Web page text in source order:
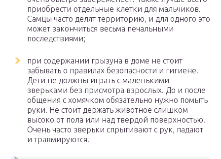
приобрести отдельные клетки для мальчиков.
Самцы часто делят территорию, и для одного это
может закончиться весьма печальными
последствиями;
при содержании грызуна в доме не стоит
забывать о правилах безопасности и гигиене.
Дети не должны играть с маленькими
зверьками без присмотра взрослых. До и после
общения с хомячком обязательно нужно помыть
руки. Не стоит держать животное слишком
высоко от пола или над твердой поверхностью.
Очень часто зверьки спрыгивают с рук, падают
и травмируются.